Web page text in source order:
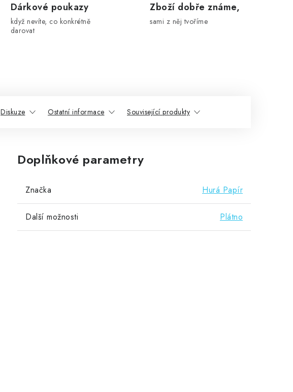
Dárkové poukazy
když nevíte, co konkrétně
darovat
Zboží dobře známe,
sami z něj tvoříme
Diskuze Ostatní informace Související produkty
Doplňkové parametry
Značka Hurá Papír
Další možnosti Plátno